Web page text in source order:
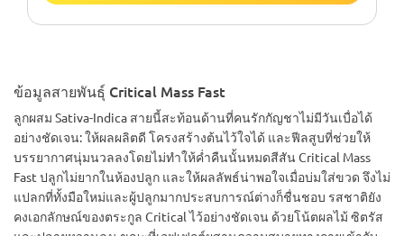
ข้อมูลสายพันธุ์ Critical Mass Fast
ลูกผสม Sativa-Indica สายนี้สะท้อนด้านที่คนรักกัญชาไม่มีวันเบื่อได้
อย่างชัดเจน: ให้ผลผลิตดี โครงสร้างต้นไว้ใจได้ และฟีลสูบที่ช่วยให้
บรรยากาศนุ่มนวลลงโดยไม่ทำให้ค่ำคืนนั้นหมดสีสัน Critical Mass
Fast ปลูกไม่ยากในห้องปลูก และให้ผลลัพธ์น่าพอใจเมื่อบ่มใส่ขวด จึงไม่
แปลกที่ทั้งมือใหม่และผู้ปลูกมากประสบการณ์ต่างก็ชื่นชอบ รสชาติยัง
คงเอกลักษณ์ของตระกูล Critical ไว้อย่างชัดเจน ด้วยโน้ตผลไม้ ซิตรัส